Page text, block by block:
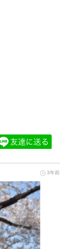
3年前